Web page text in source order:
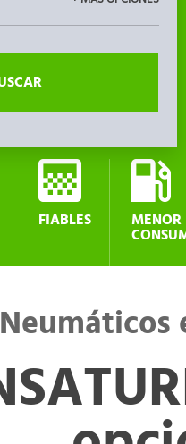
FIABLES
MENOR
Neumáticos